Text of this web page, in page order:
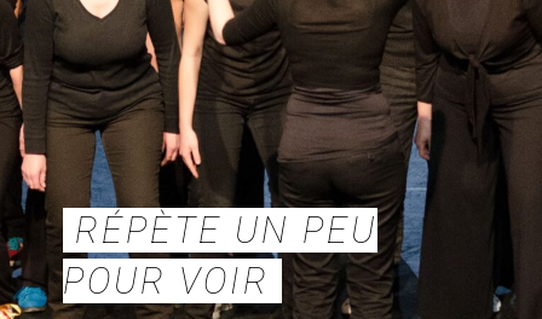
RÉPÈTE UN PEU
POUR VOIR